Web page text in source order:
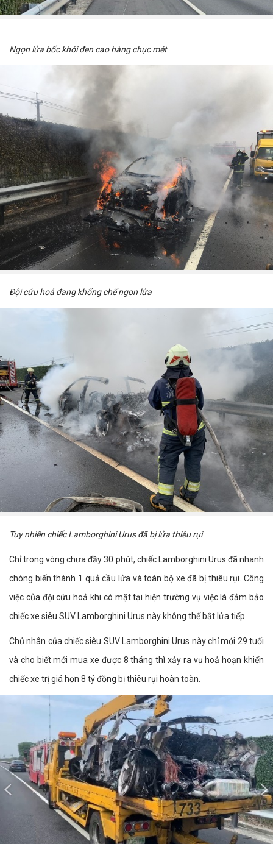
Ngọn lửa bốc khói đen cao hàng chục mét
Đội cứu hoả đang khống chế ngọn lửa
Tuy nhiên chiếc Lamborghini Urus đã bị lửa thiêu rụi
Chỉ trong vòng chưa đầy 30 phút, chiếc Lamborghini Urus đã nhanh
chóng biến thành 1 quả cầu lửa và toàn bộ xe đã bị thiêu rụi. Công
việc của đội cứu hoả khi có mặt tại hiện trường vụ việc là đảm bảo
chiếc xe siêu SUV Lamborghini Urus này không thể bắt lửa tiếp.
Chủ nhân của chiếc siêu SUV Lamborghini Urus này chỉ mới 29 tuổi
và cho biết mới mua xe được 8 tháng thì xảy ra vụ hoả hoạn khiến
chiếc xe trị giá hơn 8 tỷ đồng bị thiêu rụi hoàn toàn.